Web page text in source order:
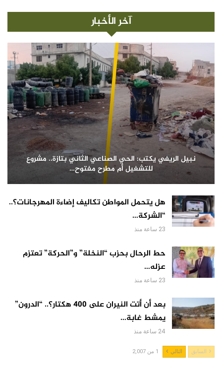
آخر الأخبار
نبيل الريفي يكتب: الحي الصناعي الثاني بتازة.. مشروع
للتشغيل أم مطرح مفتوح…
هل يتحمل المواطن تكاليف إضاءة المهرجانات؟..
“الشركة…
23 ساعة منذ
حط الرحال بحزب “النخلة” و”الحركة” تعتزم
عزله…
23 ساعة منذ
بعد أن أتت النيران على 400 هكتار؟.. “الدرون”
يمشط غابة…
24 ساعة منذ
السابق التالي 1 من 2,007